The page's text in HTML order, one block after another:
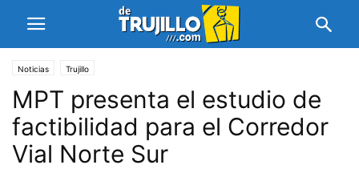
Noticias Trujillo
MPT presenta el estudio de
factibilidad para el Corredor
Vial Norte Sur